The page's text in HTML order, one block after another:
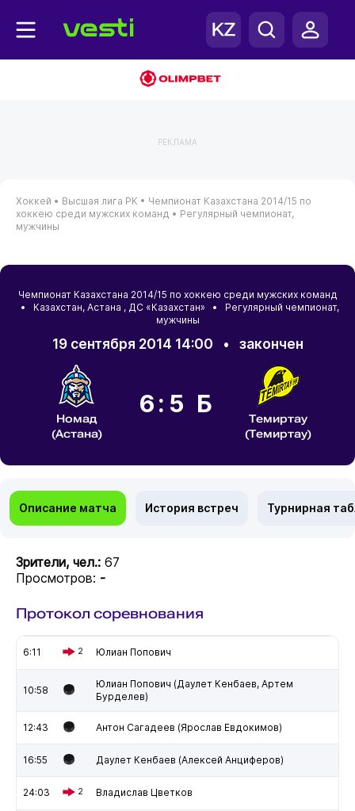
РЕКЛАМА
Хоккей • Высшая лига РК • Чемпионат Казахстана 2014/15 по
хоккею среди мужских команд • Регулярный чемпионат,
мужчины
Чемпионат Казахстана 2014/15 по хоккею среди мужских команд
• Казахстан, Астана , ДС «Казахстан» • Регулярный чемпионат,
мужчины
19 сентября 2014 14:00 • закончен
Номад
(Астана)
6:5 Б
Темиртау
(Темиртау)
Описание матча История встреч Турнирная
Зрители, чел.: 67
Просмотров: -
Протокол соревнования
6:11 2 Юлиан Попович
10:58
Юлиан Попович (Даулет Кенбаев, Артем
Бурделев)
12:43 Антон Сагадеев (Ярослав Евдокимов)
16:55 Даулет Кенбаев (Алексей Анциферов)
24:03 2 Владислав Цветков